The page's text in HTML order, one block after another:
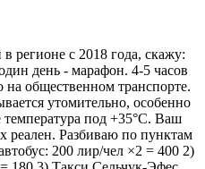
регионе с 2018 года, скажу:
день - марафон. 4-5 часов
на общественном транспорте.
утомительно, особенно
температура под +35°C. Ваш
реален. Разбиваю по пунктам
200 лир/чел ×2 = 400 2)